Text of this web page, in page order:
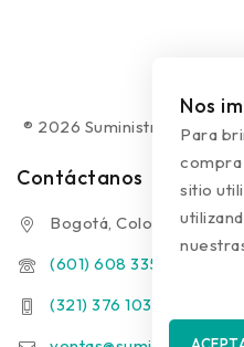
® 2026 Suministros
Contáctanos
Bogotá, Colombia
(601) 608 3354
(321) 376 1031 - (313) 289
Nos
Para
compra
sitio